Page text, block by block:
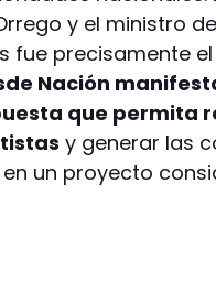
y el ministro
fue precisamente
Nación
que permita
y generar las
un proyecto